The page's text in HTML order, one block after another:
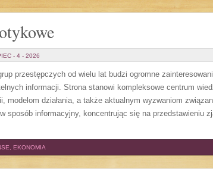
- 4 - 2026
przestępczych od wielu lat budzi ogromne
informacji. Strona stanowi kompleksowe centrum
modelom działania, a także aktualnym wyzwaniom
sposób informacyjny, koncentrując się na przedstawieniu
EKONOMIA